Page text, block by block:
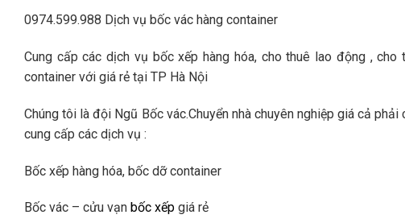
0974.599.988 Dịch vụ bốc vác hàng container
Cung cấp các dịch vụ bốc xếp hàng hóa, cho thuê lao động ,
container với giá rẻ tại TP Hà Nội
Chúng tôi là đội Ngũ Bốc vác.Chuyển nhà chuyên nghiệp giá cả
cung cấp các dịch vụ :
Bốc xếp hàng hóa, bốc dỡ container
Bốc vác – cửu vạn bốc xếp giá rẻ